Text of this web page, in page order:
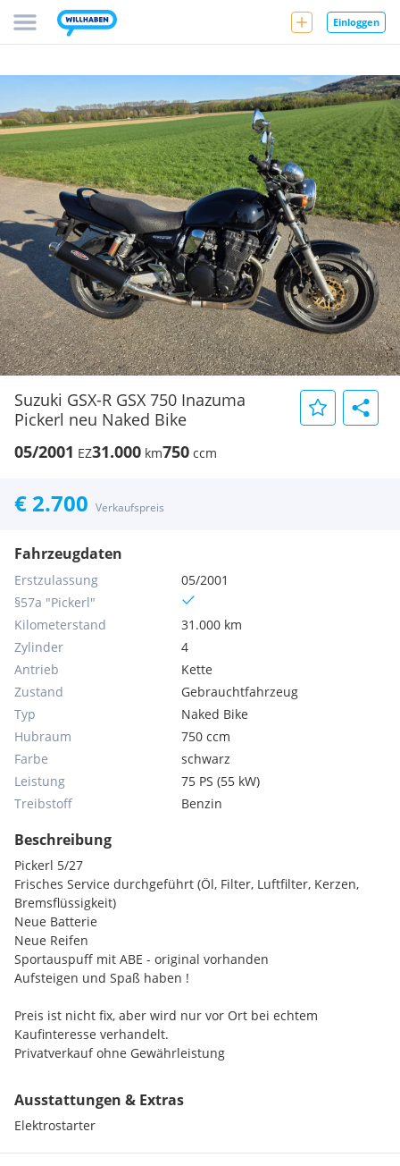
Einloggen
Suzuki GSX-R GSX 750 Inazuma
Pickerl neu Naked Bike
05/2001 EZ31.000 km750 ccm
€ 2.700 Verkaufspreis
Fahrzeugdaten
Erstzulassung
05/2001
§57a "Pickerl"
Kilometerstand
31.000 km
Zylinder
4
Antrieb
Kette
Zustand
Gebrauchtfahrzeug
Typ
Naked Bike
Hubraum
750 ccm
Farbe
schwarz
Leistung
75 PS (55 kW)
Treibstoff
Benzin
Beschreibung
Pickerl 5/27
Frisches Service durchgeführt (Öl, Filter, Luftfilter, Kerzen,
Bremsflüssigkeit)
Neue Batterie
Neue Reifen
Sportauspuff mit ABE - original vorhanden
Aufsteigen und Spaß haben !
Preis ist nicht fix, aber wird nur vor Ort bei echtem
Kaufinteresse verhandelt.
Privatverkauf ohne Gewährleistung
Ausstattungen & Extras
Elektrostarter